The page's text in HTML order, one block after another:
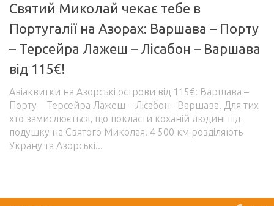
Профіль
Вийти
Святий Миколай чекає тебе в
Португалії на Азорах: Варшава – Порту
– Терсейра Лажеш – Лісабон – Варшава
від 115€!
Авіаквитки на Азорські острови від 115€: Варшава –
Порту – Терсейра Лажеш – Лісабон– Варшава! Для тих
хто замислюється, що покласти коханій людині під
подушку на Святого Миколая. 4 500 км розділяють
Украну та Азорські...